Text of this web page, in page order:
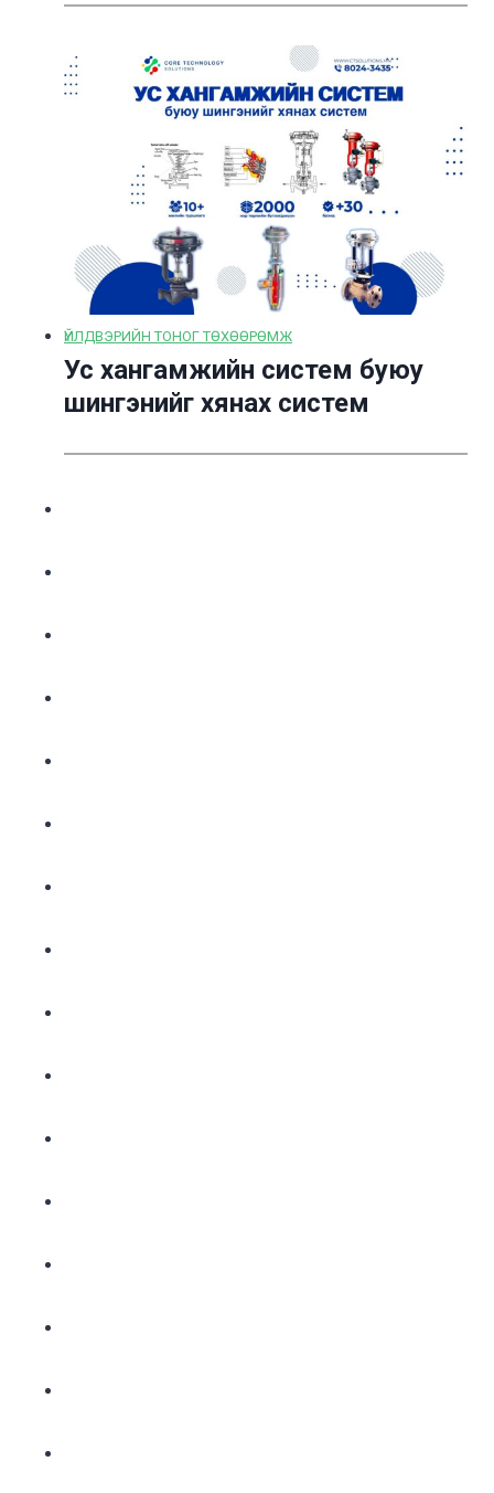
ҮЙЛДВЭРИЙН ТОНОГ ТӨХӨӨРӨМЖ
Ус хангамжийн систем буюу
шингэнийг хянах систем